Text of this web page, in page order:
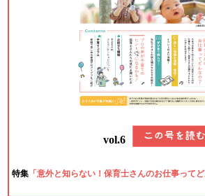
vol.6
特集 「意外と知らない！保育士さんのお仕事ってど